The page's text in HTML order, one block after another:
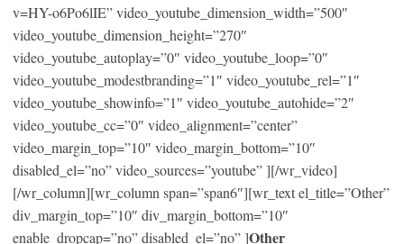
v=HY-o6Po6lIE” video_youtube_dimension_width=”500″
video_youtube_dimension_height=”270″
video_youtube_autoplay=”0″ video_youtube_loop=”0″
video_youtube_modestbranding=”1″ video_youtube_rel=”1″
video_youtube_showinfo=”1″ video_youtube_autohide=”2″
video_youtube_cc=”0″ video_alignment=”center”
video_margin_top=”10″ video_margin_bottom=”10″
disabled_el=”no” video_sources=”youtube” ][/wr_video]
[/wr_column][wr_column span=”span6″][wr_text el_title=”Other”
div_margin_top=”10″ div_margin_bottom=”10″
enable_dropcap=”no” disabled_el=”no” ]Other